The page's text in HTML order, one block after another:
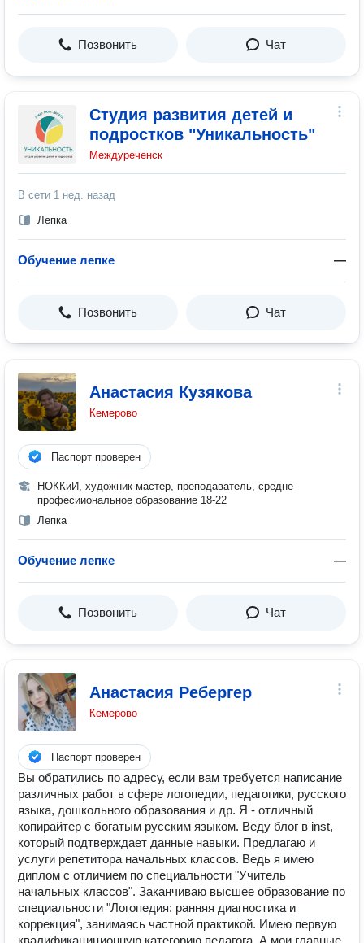
Позвонить Чат
Студия развития детей и
подростков "Уникальность"
Междуреченск
В сети 1 нед. назад
Лепка
Обучение лепке —
Позвонить Чат
Анастасия Кузякова
Кемерово
Паспорт проверен
НОККиИ, художник-мастер, преподаватель, средне-
професииональное образование 18-22
Лепка
Обучение лепке —
Позвонить Чат
Анастасия Ребергер
Кемерово
Паспорт проверен
Вы обратились по адресу, если вам требуется написание
различных работ в сфере логопедии, педагогики, русского
языка, дошкольного образования и др. Я - отличный
копирайтер с богатым русским языком. Веду блог в inst,
который подтверждает данные навыки. Предлагаю и
услуги репетитора начальных классов. Ведь я имею
диплом с отличием по специальности "Учитель
начальных классов". Заканчиваю высшее образование по
специальности "Логопедия: ранняя диагностика и
коррекция", занимаясь частной практикой. Имею первую
квалификациционную категорию педагога. А мои главные